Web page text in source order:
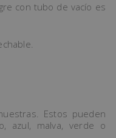
con tubo de vacío es
Estos pueden
azul, malva, verde o